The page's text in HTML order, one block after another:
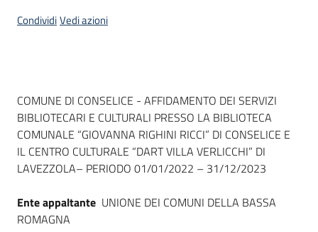
CondividiVedi azioni
Dati del bando
COMUNE DI CONSELICE - AFFIDAMENTO DEI SERVIZI
BIBLIOTECARI E CULTURALI PRESSO LA BIBLIOTECA
COMUNALE “GIOVANNA RIGHINI RICCI” DI CONSELICE E
IL CENTRO CULTURALE “DART VILLA VERLICCHI” DI
LAVEZZOLA– PERIODO 01/01/2022 – 31/12/2023
Ente appaltante UNIONE DEI COMUNI DELLA BASSA
ROMAGNA